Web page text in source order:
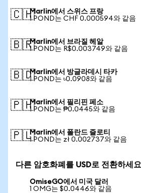
🇨🇭Marlin에서 스위스 프랑
1 POND는 CHF 0.000594와 같음
🇧🇷Marlin에서 브라질 헤알
1 POND는 R$0.003749와 같음
🇧🇩Marlin에서 방글라데시 타카
1 POND는 ৳0.0908와 같음
🇵🇭Marlin에서 필리핀 페소
1 POND는 ₱0.0445와 같음
🇵🇱Marlin에서 폴란드 즐로티
1 POND는 zł 0.002737와 같음
다른 암호화폐를 USD로 전환하세요
OmiseGO에서 미국 달러
1 OMG는 $0.0446와 같음